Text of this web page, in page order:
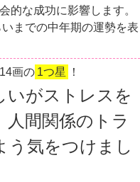
的な成功に影響します。
までの中年期の運勢を表
画の 1つ星 ！
いがストレスを
間関係のトラ
う気をつけまし